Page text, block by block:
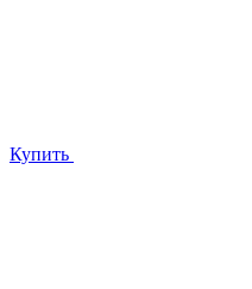
Купить